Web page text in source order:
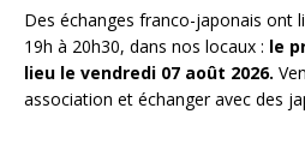
Des échanges franco-japonais ont
19h à 20h30, dans nos locaux : le
lieu le vendredi 07 août 2026.
association et échanger avec des